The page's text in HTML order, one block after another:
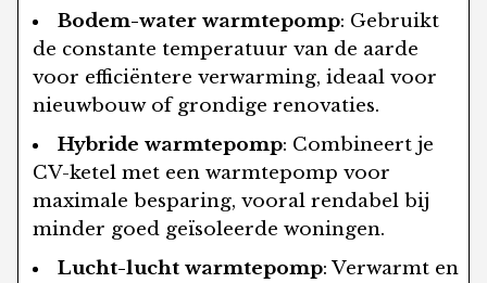
Bodem-water warmtepomp: Gebruikt
de constante temperatuur van de aarde
voor efficiëntere verwarming, ideaal voor
nieuwbouw of grondige renovaties.
Hybride warmtepomp: Combineert je
CV-ketel met een warmtepomp voor
maximale besparing, vooral rendabel bij
minder goed geïsoleerde woningen.
Lucht-lucht warmtepomp: Verwarmt en